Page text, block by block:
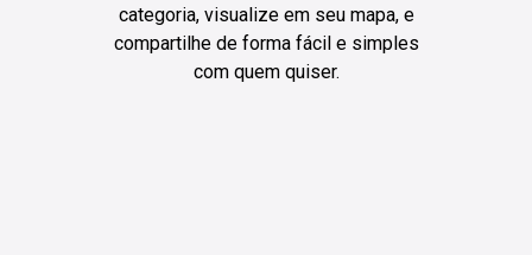
categoria, visualize em seu mapa, e
compartilhe de forma fácil e simples
com quem quiser.